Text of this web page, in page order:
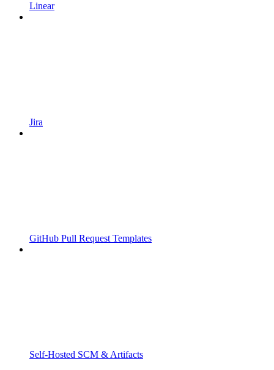
Linear
Jira
GitHub Pull Request Templates
Self-Hosted SCM & Artifacts